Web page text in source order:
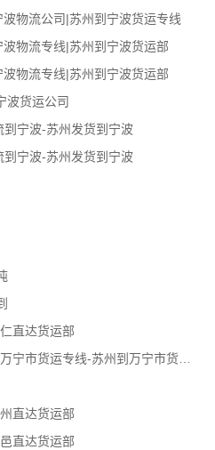
物流公司|苏州到宁波货运专线
物流专线|苏州到宁波货运部
物流专线|苏州到宁波货运部
波货运公司
宁波-苏州发货到宁波
宁波-苏州发货到宁波
直达货运部
苏州到万宁市物流公司-苏州到万宁市货运专线-苏州到万宁市货运部
直达货运部
直达货运部